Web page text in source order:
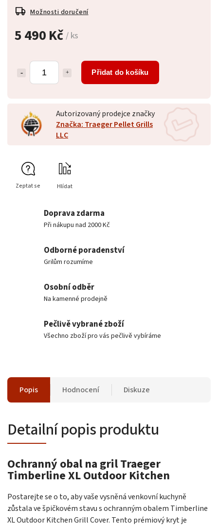
5 490 Kč/ ks
Přidat do košíku
Možnosti doručení
Autorizovaný prodejce značky
Značka: Traeger Pellet Grills
LLC
Zeptat se Hlídat
Doprava zdarma
Při nákupu nad 2000 Kč
Odborné poradenství
Grilům rozumíme
Osobní odběr
Na kamenné prodejně
Pečlivě vybrané zboží
Všechno zboží pro vás pečlivě vybíráme
Popis Hodnocení Diskuze
Detailní popis produktu
Ochranný obal na gril Traeger
Timberline XL Outdoor Kitchen
Postarejte se o to, aby vaše vysněná venkovní kuchyně
zůstala ve špičkovém stavu s ochranným obalem Timberline
XL Outdoor Kitchen Grill Cover. Tento prémiový kryt je